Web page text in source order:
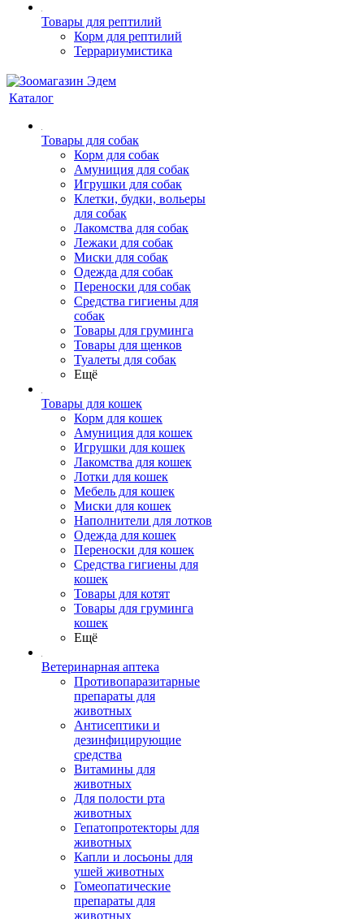
Товары для рептилий
Корм для рептилий
Террариумистика
Каталог
Товары для собак
Корм для собак
Амуниция для собак
Игрушки для собак
Клетки, будки, вольеры
для собак
Лакомства для собак
Лежаки для собак
Миски для собак
Одежда для собак
Переноски для собак
Средства гигиены для
собак
Товары для груминга
Товары для щенков
Туалеты для собак
Ещё
Товары для кошек
Корм для кошек
Амуниция для кошек
Игрушки для кошек
Лакомства для кошек
Лотки для кошек
Мебель для кошек
Миски для кошек
Наполнители для лотков
Одежда для кошек
Переноски для кошек
Средства гигиены для
кошек
Товары для котят
Товары для груминга
кошек
Ещё
Ветеринарная аптека
Противопаразитарные
препараты для
животных
Антисептики и
дезинфицирующие
средства
Витамины для
животных
Для полости рта
животных
Гепатопротекторы для
животных
Капли и лосьоны для
ушей животных
Гомеопатические
препараты для
животных